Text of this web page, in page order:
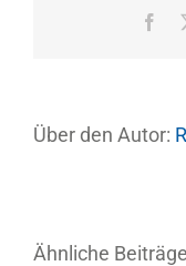
Über den Autor:
Ähnliche Beiträge